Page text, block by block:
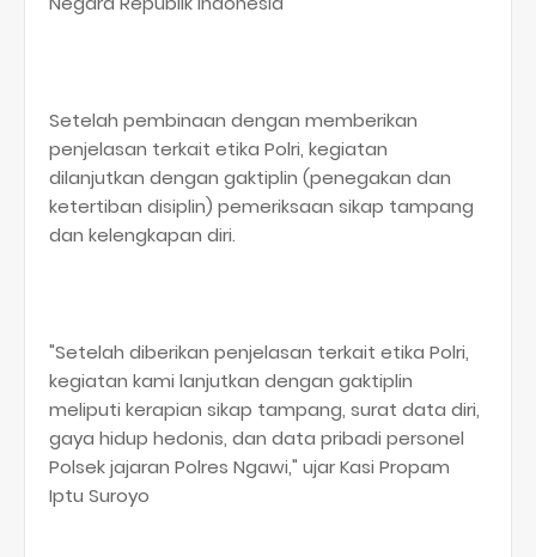
Setelah pembinaan dengan memberikan
penjelasan terkait etika Polri, kegiatan
dilanjutkan dengan gaktiplin (penegakan dan
ketertiban disiplin) pemeriksaan sikap tampang
dan kelengkapan diri.
"Setelah diberikan penjelasan terkait etika Polri,
kegiatan kami lanjutkan dengan gaktiplin
meliputi kerapian sikap tampang, surat data diri,
gaya hidup hedonis, dan data pribadi personel
Polsek jajaran Polres Ngawi," ujar Kasi Propam
Iptu Suroyo